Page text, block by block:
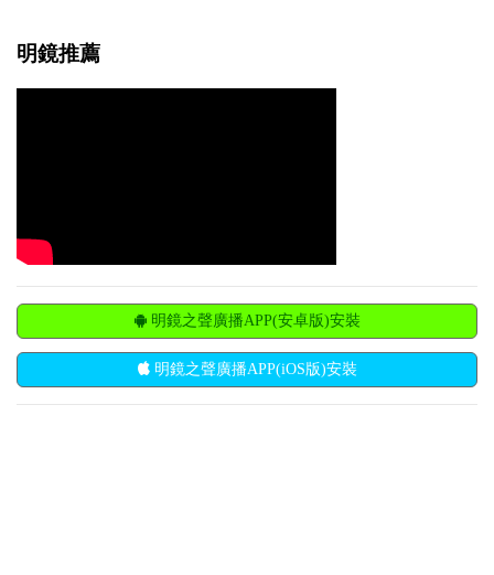
明鏡推薦
明鏡之聲廣播APP(安卓版)安裝
明鏡之聲廣播APP(iOS版)安裝